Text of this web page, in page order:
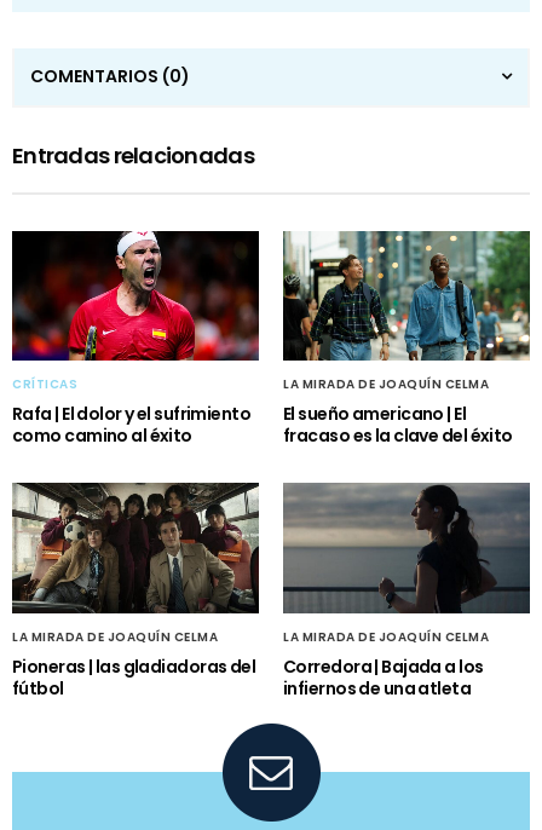
COMENTARIOS (0)
Entradas relacionadas
CRÍTICAS
Rafa | El dolor y el sufrimiento
como camino al éxito
LA MIRADA DE JOAQUÍN CELMA
El sueño americano | El
fracaso es la clave del éxito
LA MIRADA DE JOAQUÍN CELMA
Pioneras | las gladiadoras del
fútbol
LA MIRADA DE JOAQUÍN CELMA
Corredora | Bajada a los
infiernos de una atleta